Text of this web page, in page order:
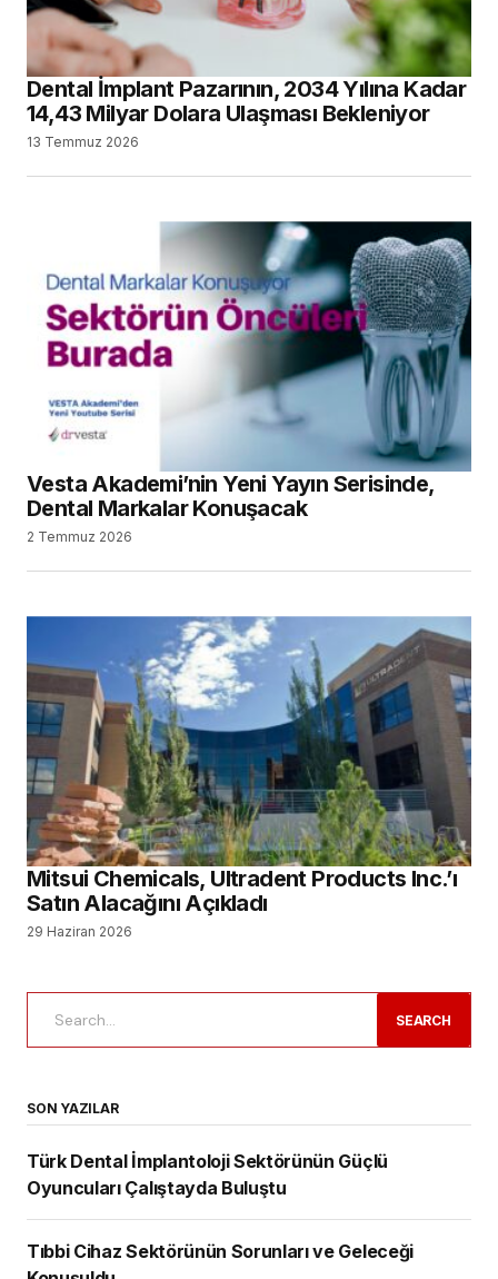
Mitsui Chemicals, Ultradent Products Inc.’ı
Satın Alacağını Açıkladı
29 Haziran 2026
SEARCH
Türk Dental İmplantoloji Sektörünün Güçlü
Oyuncuları Çalıştayda Buluştu
Konuşuldu
Yeni Nesil Probiyotik Teknolojisi ile Prowill 3D
Diş Hekimliği Tercih Edecekler için Kontenjanlar Belli
Oldu
Dental İmplant Pazarının, 2034 Yılına Kadar 14,43
Milyar Dolara Ulaşması Bekleniyor
ÇOK OKUNANLAR
Tıbbi Cihaz Sektörünün Sorunları ve
Geleceği Konuşuldu